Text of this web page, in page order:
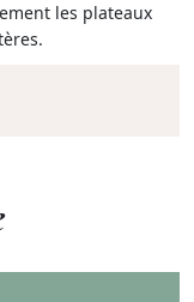
les plateaux